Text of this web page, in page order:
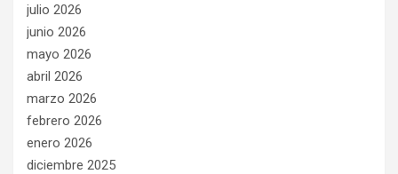
julio 2026
junio 2026
mayo 2026
abril 2026
marzo 2026
febrero 2026
enero 2026
diciembre 2025